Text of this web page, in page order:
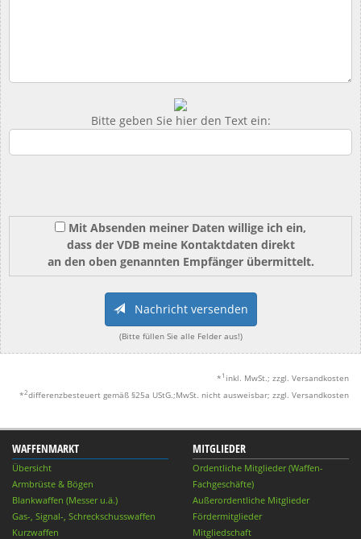
Bitte geben Sie hier den Text ein:
Mit Absenden meiner Daten willige ich ein,
dass der VDB meine Kontaktdaten direkt
an den oben genannten Empfänger übermittelt.
Nachricht versenden
(Bitte füllen Sie alle Felder aus!)
* 1 inkl. MwSt.; zzgl. Versandkosten
*2differenzbesteuert gemäß §25a UStG.;MwSt. nicht ausweisbar; zzgl. Versandkosten
WAFFENMARKT
Übersicht
Armbrüste & Bögen
Blankwaffen (Messer u.ä.)
Gas-, Signal-, Schreckschusswaffen
Kurzwaffen
MITGLIEDER
Ordentliche Mitglieder (Waffen-
Fachgeschäfte)
Außerordentliche Mitglieder
Fördermitglieder
Mitgliedschaft